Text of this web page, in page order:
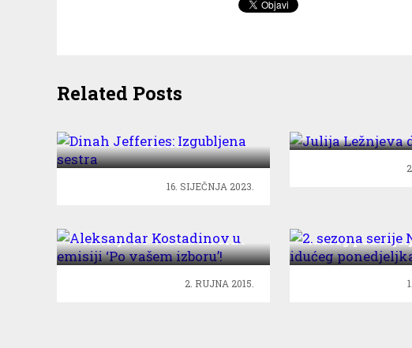
Related Posts
sestra
16. SIJEČNJA 2023.
emisiji ‘Po vašem izboru’!
2. RUJNA 2015.
idućeg
u